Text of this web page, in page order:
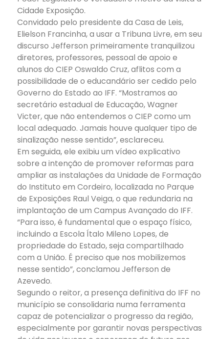
Cidade Exposição.
Convidado pelo presidente da Casa de Leis,
Elielson Francinha, a usar a Tribuna Livre, em seu
discurso Jefferson primeiramente tranquilizou
diretores, professores, pessoal de apoio e
alunos do CIEP Oswaldo Cruz, aflitos com a
possibilidade de o educandário ser cedido pelo
Governo do Estado ao IFF. “Mostramos ao
secretário estadual de Educação, Wagner
Victer, que não entendemos o CIEP como um
local adequado. Jamais houve qualquer tipo de
sinalização nesse sentido”, esclareceu.
Em seguida, ele exibiu um vídeo explicativo
sobre a intenção de promover reformas para
ampliar as instalações da Unidade de Formação
do Instituto em Cordeiro, localizada no Parque
de Exposições Raul Veiga, o que redundaria na
implantação de um Campus Avançado do IFF.
“Para isso, é fundamental que o espaço físico,
incluindo a Escola Ítalo Mileno Lopes, de
propriedade do Estado, seja compartilhado
com a União. É preciso que nos mobilizemos
nesse sentido”, conclamou Jefferson de
Azevedo.
Segundo o reitor, a presença definitiva do IFF no
município se consolidaria numa ferramenta
capaz de potencializar o progresso da região,
especialmente por garantir novas perspectivas